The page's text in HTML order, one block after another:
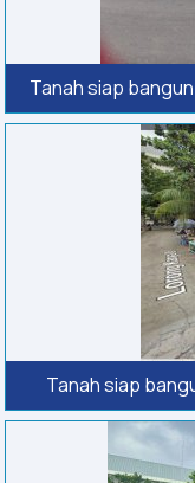
Tanah siap
Tanah siap